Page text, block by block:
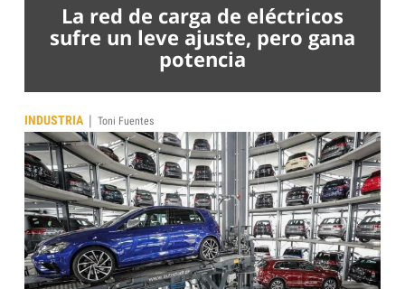
La red de carga de eléctricos
sufre un leve ajuste, pero gana
potencia
INDUSTRIA | Toni Fuentes